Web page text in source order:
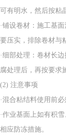
可有明水，然后按粘
·铺设卷材：施工基
要压实，排除卷材与
·细部处理：卷材长
腐处理后，再按要求
(2) 注意事项
·混合粘结料使用前
·作业基面上如有积
相应防冻措施。